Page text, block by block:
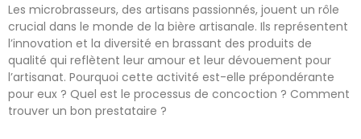
Les microbrasseurs, des artisans passionnés, jouent un rôle
crucial dans le monde de la bière artisanale. Ils représentent
l’innovation et la diversité en brassant des produits de
qualité qui reflètent leur amour et leur dévouement pour
l’artisanat. Pourquoi cette activité est-elle prépondérante
pour eux ? Quel est le processus de concoction ? Comment
trouver un bon prestataire ?